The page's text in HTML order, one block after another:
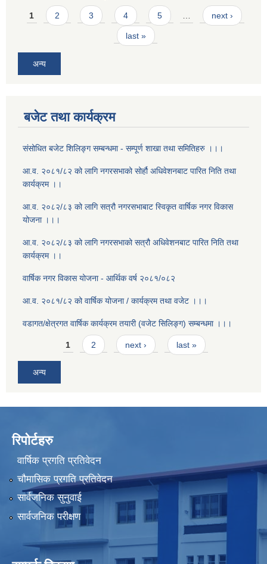
Pages
1 2 3 4 5 … next ›
last »
अन्य
बजेट तथा कार्यक्रम
संसोधित बजेट शिलिङ्ग सम्बन्धमा - सम्पूर्ण शाखा तथा समितिहरु ।।।
आ.व. २०८१/८२ को लागि नगरसभाको सोर्हौ अधिवेशनबाट पारित निति तथा
कार्यक्रम ।।
आ.व. २०८२/८३ को लागि सत्रौ नगरसभाबाट स्विकृत वार्षिक नगर विकास
योजना ।।।
आ.व. २०८२/८३ को लागि नगरसभाको सत्रौ अधिवेशनबाट पारित निति तथा
कार्यक्रम ।।
वार्षिक नगर विकास योजना - आर्थिक वर्ष २०८१/०८२
आ.व. २०८१/८२ को वार्षिक योजना / कार्यक्रम तथा वजेट ।।।
वडागत/क्षेत्रगत वार्षिक कार्यक्रम तयारी (वजेट सिलिङ्ग) सम्बन्धमा ।।।
Pages1 2 next › last »
अन्य
रिपोर्टहरु
वार्षिक प्रगति प्रतिवेदन
चौमासिक प्रगति प्रतिवेदन
सार्वजनिक सुनुवाई
सार्वजनिक परीक्षण